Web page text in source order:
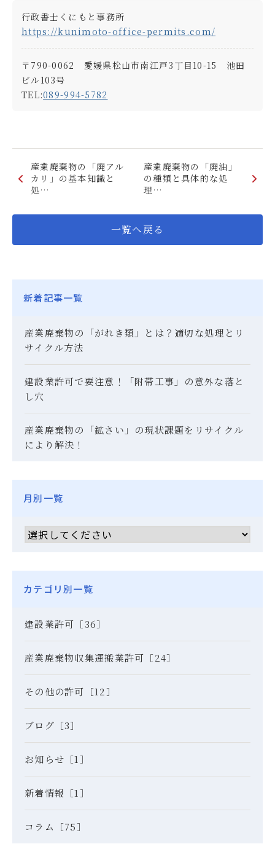
行政書士くにもと事務所
https://kunimoto-office-permits.com/
〒790-0062 愛媛県松山市南江戸3丁目10-15 池田
ビル103号
TEL:089-994-5782
産業廃棄物の「廃アル
カリ」の基本知識と
処…
産業廃棄物の「廃油」
の種類と具体的な処
理…
一覧へ戻る
新着記事一覧
産業廃棄物の「がれき類」とは？適切な処理とリ
サイクル方法
建設業許可で要注意！「附帯工事」の意外な落と
し穴
産業廃棄物の「鉱さい」の現状課題をリサイクル
により解決！
月別一覧
カテゴリ別一覧
建設業許可［36］
産業廃棄物収集運搬業許可［24］
その他の許可［12］
ブログ［3］
お知らせ［1］
新着情報［1］
コラム［75］